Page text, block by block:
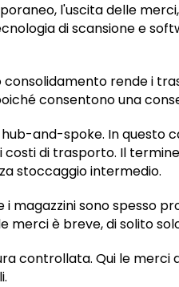
l'uscita delle
di scansione e
rende i
consentono una
and-spoke. In questo
di trasporto. Il
stoccaggio intermedio.
magazzini sono spesso
è breve, di solito
controllata. Qui le